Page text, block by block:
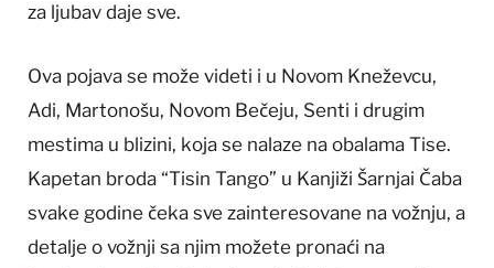
za ljubav daje sve.
Ova pojava se može videti i u Novom Kneževcu,
Adi, Martonošu, Novom Bečeju, Senti i drugim
mestima u blizini, koja se nalaze na obalama Tise.
Kapetan broda “Tisin Tango” u Kanjiži Šarnjai Čaba
svake godine čeka sve zainteresovane na vožnju, a
detalje o vožnji sa njim možete pronaći na